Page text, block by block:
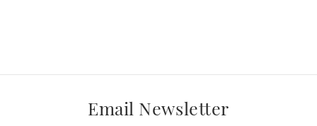
Email Newsletter